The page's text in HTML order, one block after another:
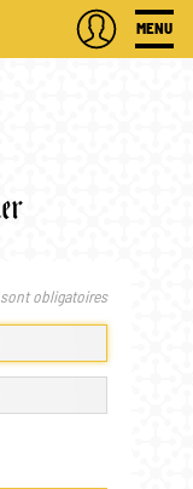
MENU
obligatoires